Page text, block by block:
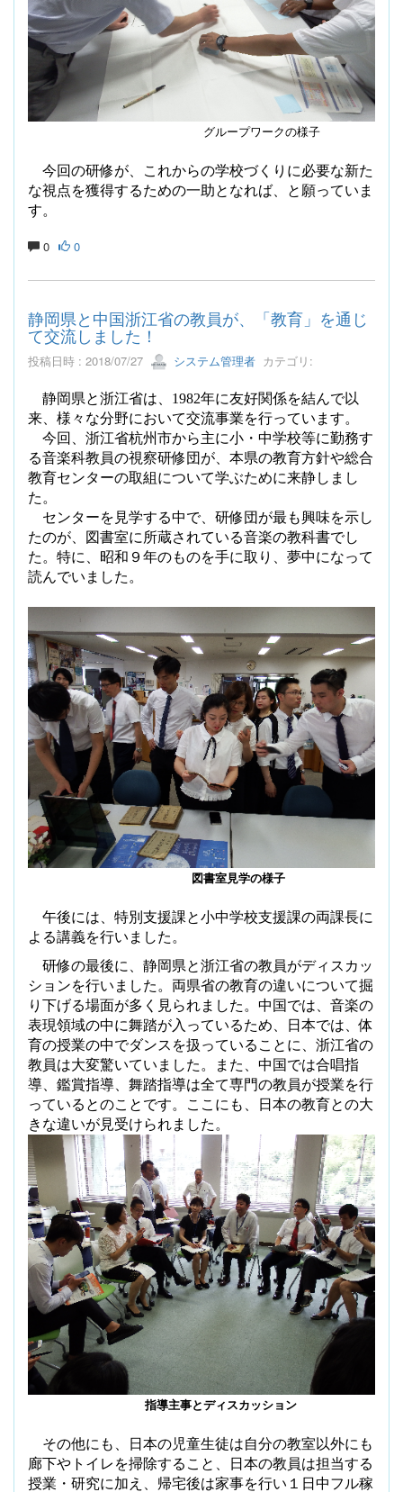
グループワークの様子
今回の研修が、これからの学校づくりに必要な新た
な視点を獲得するための一助となれば、と願っていま
す。
0 0
静岡県と中国浙江省の教員が、「教育」を通じ
て交流しました！
投稿日時 : 2018/07/27 システム管理者 カテゴリ:
静岡県と浙江省は、 1982年に友好関係を結んで以
来、様々な分野において交流事業を行っています。
今回、浙江省杭州市から主に小・中学校等に勤務す
る音楽科教員の視察研修団が、本県の教育方針や総合
教育センターの取組について学ぶために来静しまし
た。
センターを見学する中で、研修団が最も興味を示し
たのが、図書室に所蔵されている音楽の教科書でし
た。特に、昭和９年のものを手に取り、夢中になって
読んでいました。
図書室見学の様子
午後には、特別支援課と小中学校支援課の両課長に
よる講義を行いました。
研修の最後に、静岡県と浙江省の教員がディスカッ
ションを行いました。両県省の教育の違いについて掘
り下げる場面が多く見られました。中国では、音楽の
表現領域の中に舞踏が入っているため、日本では、体
育の授業の中でダンスを扱っていることに、浙江省の
教員は大変驚いていました。また、中国では合唱指
導、鑑賞指導、舞踏指導は全て専門の教員が授業を行
っているとのことです。ここにも、日本の教育との大
きな違いが見受けられました。
指導主事とディスカッション
その他にも、日本の児童生徒は自分の教室以外にも
廊下やトイレを掃除すること、日本の教員は担当する
授業・研究に加え、帰宅後は家事を行い１日中フル稼